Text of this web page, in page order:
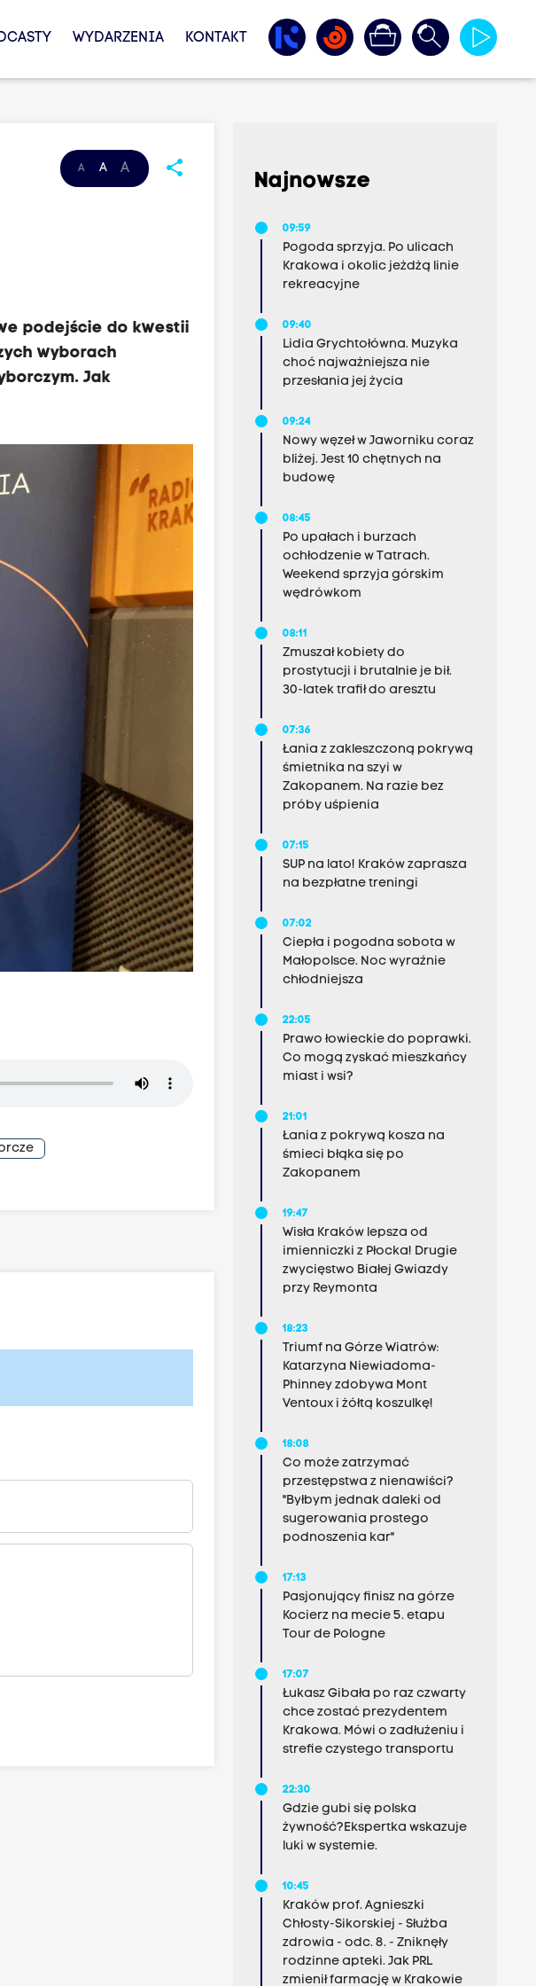
WYDARZENIA KONTAKT
A A A share
podejście do kwestii
wyborach
Jak
Najnowsze
09:59
Pogoda sprzyja. Po ulicach
Krakowa i okolic jeżdżą linie
rekreacyjne
09:40
Lidia Grychtołówna. Muzyka
choć najważniejsza nie
przesłania jej życia
09:24
Nowy węzeł w Jaworniku coraz
bliżej. Jest 10 chętnych na
budowę
08:45
Po upałach i burzach
ochłodzenie w Tatrach.
Weekend sprzyja górskim
wędrówkom
08:11
Zmuszał kobiety do
prostytucji i brutalnie je bił.
30-latek trafił do aresztu
07:36
Łania z zakleszczoną pokrywą
śmietnika na szyi w
Zakopanem. Na razie bez
próby uśpienia
07:15
SUP na lato! Kraków zaprasza
na bezpłatne treningi
07:02
Ciepła i pogodna sobota w
Małopolsce. Noc wyraźnie
chłodniejsza
22:05
Prawo łowieckie do poprawki.
Co mogą zyskać mieszkańcy
miast i wsi?
21:01
Łania z pokrywą kosza na
śmieci błąka się po
Zakopanem
19:47
Wisła Kraków lepsza od
imienniczki z Płocka! Drugie
zwycięstwo Białej Gwiazdy
przy Reymonta
18:23
Triumf na Górze Wiatrów:
Katarzyna Niewiadoma-
Phinney zdobywa Mont
Ventoux i żółtą koszulkę!
18:08
Co może zatrzymać
przestępstwa z nienawiści?
"Byłbym jednak daleki od
sugerowania prostego
podnoszenia kar"
17:13
Pasjonujący finisz na górze
Kocierz na mecie 5. etapu
Tour de Pologne
17:07
Łukasz Gibała po raz czwarty
chce zostać prezydentem
Krakowa. Mówi o zadłużeniu i
strefie czystego transportu
22:30
Gdzie gubi się polska
żywność?Ekspertka wskazuje
luki w systemie.
10:45
Kraków prof. Agnieszki
Chłosty-Sikorskiej - Służba
zdrowia - odc. 8. - Zniknęły
rodzinne apteki. Jak PRL
zmienił farmację w Krakowie